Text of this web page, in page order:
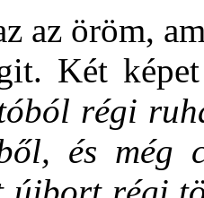
az öröm,
Két
régi
és még